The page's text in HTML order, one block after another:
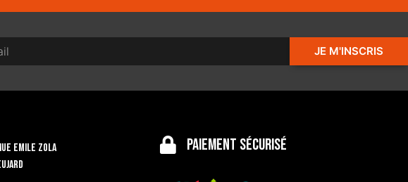
JE M'INSCRIS
Emile Zola
Paiement sécurisé